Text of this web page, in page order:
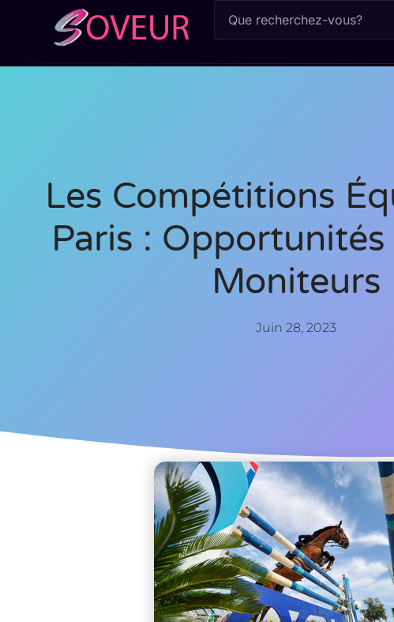
Les Compétitions
Paris : Opportunités
Moniteurs
Juin 28, 2023